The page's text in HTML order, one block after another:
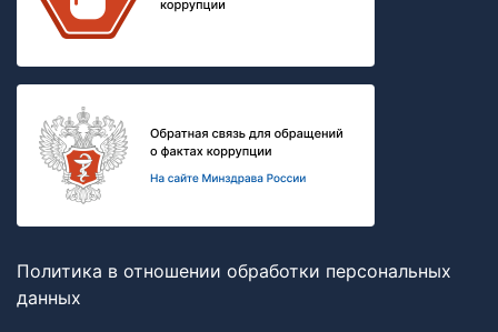
Политика в отношении обработки персональных
данных